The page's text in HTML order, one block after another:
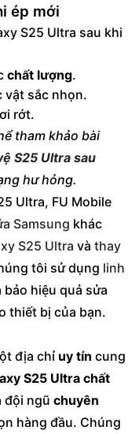
ép mới
S25 Ultra sau khi
chất lượng.
vật sắc nhọn.
rớt.
tham khảo bài
S25 Ultra sau
hư hỏng.
Ultra, FU Mobile
Samsung khác
S25 Ultra và thay
tôi sử dụng linh
bảo hiệu quả sửa
thiết bị của bạn.
địa chỉ uy tín cung
S25 Ultra chất
đội ngũ chuyên
hàng đầu. Chúng